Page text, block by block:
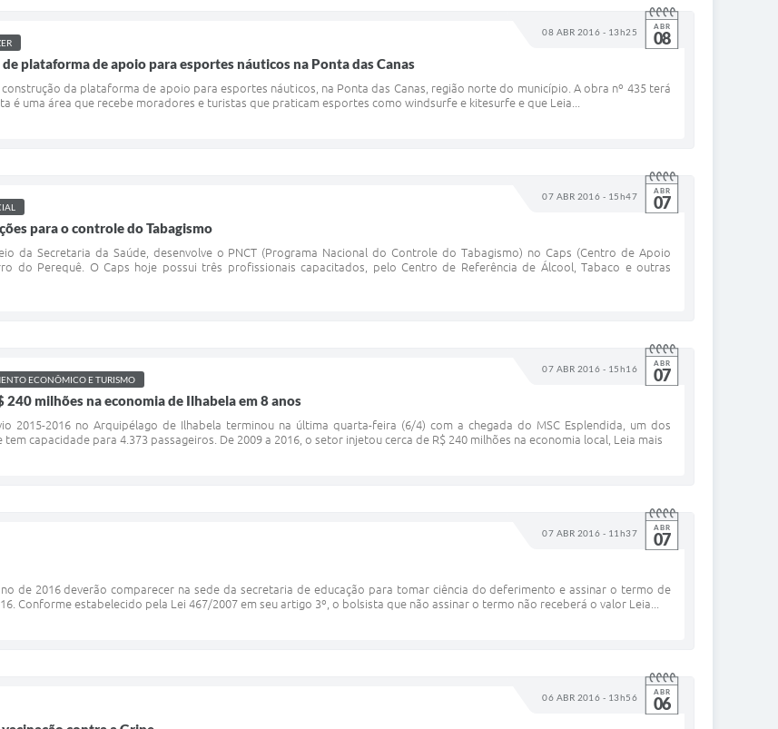
08 ABR 2016 - 13h25 ABR
08
plataforma de apoio para esportes náuticos na Ponta das Canas
da plataforma de apoio para esportes náuticos, na Ponta das Canas, região norte do município. A obra nº 435 terá
é uma área que recebe moradores e turistas que praticam esportes como windsurfe e kitesurfe e que Leia...
07 ABR 2016 - 15h47 ABR
07
para o controle do Tabagismo
da Secretaria da Saúde, desenvolve o PNCT (Programa Nacional do Controle do Tabagismo) no Caps (Centro de Apoio
do Perequê. O Caps hoje possui três profissionais capacitados, pelo Centro de Referência de Álcool, Tabaco e outras
07 ABR 2016 - 15h16 ABR
07
ECONÔMICO E TURISMO
240 milhões na economia de Ilhabela em 8 anos
2015-2016 no Arquipélago de Ilhabela terminou na última quarta-feira (6/4) com a chegada do MSC Esplendida, um dos
capacidade para 4.373 passageiros. De 2009 a 2016, o setor injetou cerca de R$ 240 milhões na economia local, Leia mais
07 ABR 2016 - 11h37 ABR
07
de 2016 deverão comparecer na sede da secretaria de educação para tomar ciência do deferimento e assinar o termo de
Conforme estabelecido pela Lei 467/2007 em seu artigo 3º, o bolsista que não assinar o termo não receberá o valor Leia...
06 ABR 2016 - 13h56 ABR
06